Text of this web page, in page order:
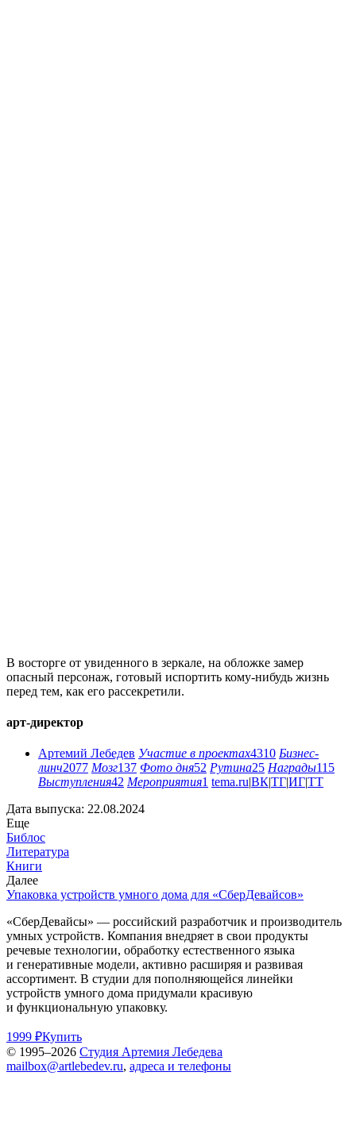
В восторге от увиденного в зеркале, на обложке замер
опасный персонаж, готовый испортить кому-нибудь жизнь
перед тем, как его рассекретили.
арт-директор
Артемий Лебедев Участие в проектах4310 Бизнес-
линч2077 Мозг137 Фото дня52 Рутина25 Награды115
Выступления42 Мероприятия1 tema.ru|ВК|ТГ|ИГ|ТТ
Дата выпуска: 22.08.2024
Еще
Библос
Литература
Книги
Далее
Упаковка устройств умного дома для «СберДевайсов»
«СберДевайсы» — российский разработчик и производитель
умных устройств. Компания внедряет в свои продукты
речевые технологии, обработку естественного языка
и генеративные модели, активно расширяя и развивая
ассортимент. В студии для пополняющейся линейки
устройств умного дома придумали красивую
и функциональную упаковку.
1999 ₽Купить
© 1995–2026 Студия Артемия Лебедева
mailbox@artlebedev.ru, адреса и телефоны